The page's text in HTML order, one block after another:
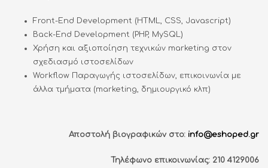
Front-End Development (HTML, CSS, Javascript)
Back-End Development (PHP, MySQL)
Χρήση και αξιοποίηση τεχνικών marketing στον
σχεδιασμό ιστοσελίδων
Workflow Παραγωγής ιστοσελίδων, επικοινωνία με
άλλα τμήματα (marketing, δημιουργικό κλπ)
Αποστολή βιογραφικών στο: info@eshoped.gr
Τηλέφωνο επικοινωνίας: 210 4129006